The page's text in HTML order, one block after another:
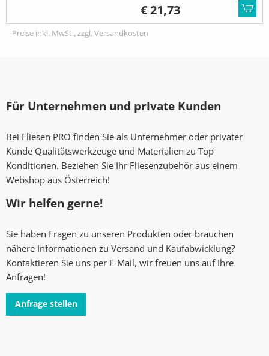
€ 21,73
Preise inkl. MwSt., zzgl. Versandkosten
Für Unternehmen und private Kunden
Bei Fliesen PRO finden Sie als Unternehmer oder privater
Kunde Qualitätswerkzeuge und Materialien zu Top
Konditionen. Beziehen Sie Ihr Fliesenzubehör aus einem
Webshop aus Österreich!
Wir helfen gerne!
Sie haben Fragen zu unseren Produkten oder brauchen
nähere Informationen zu Versand und Kaufabwicklung?
Kontaktieren Sie uns per E-Mail, wir freuen uns auf Ihre
Anfragen!
Anfrage stellen